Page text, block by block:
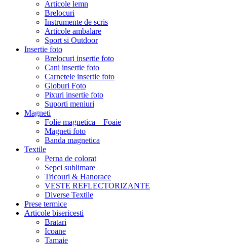
Articole lemn
Brelocuri
Instrumente de scris
Articole ambalare
Sport si Outdoor
Insertie foto
Brelocuri insertie foto
Cani insertie foto
Carnetele insertie foto
Globuri Foto
Pixuri insertie foto
Suporti meniuri
Magneti
Folie magnetica – Foaie
Magneti foto
Banda magnetica
Textile
Perna de colorat
Sepci sublimare
Tricouri & Hanorace
VESTE REFLECTORIZANTE
Diverse Textile
Prese termice
Articole bisericesti
Bratari
Icoane
Tamaie